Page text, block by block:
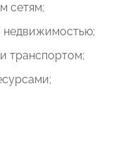
сетям;
недвижимостью;
транспортом;